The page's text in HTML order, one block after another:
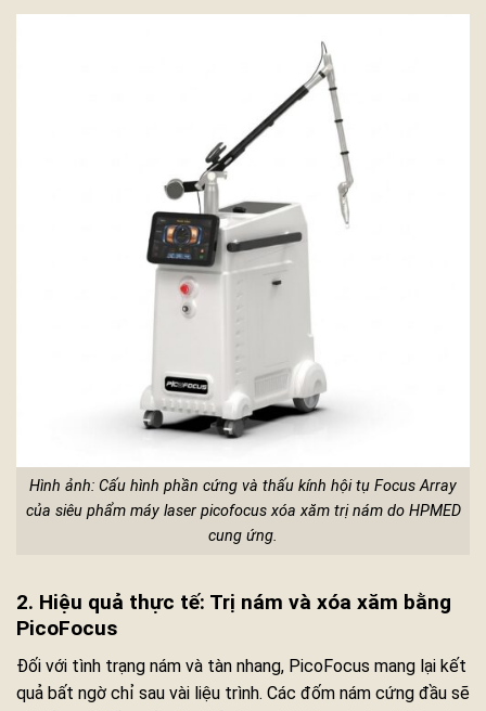
Hình ảnh: Cấu hình phần cứng và thấu kính hội tụ Focus Array
của siêu phẩm máy laser picofocus xóa xăm trị nám do HPMED
cung ứng.
2. Hiệu quả thực tế: Trị nám và xóa xăm bằng
PicoFocus
Đối với tình trạng nám và tàn nhang, PicoFocus mang lại kết
quả bất ngờ chỉ sau vài liệu trình. Các đốm nám cứng đầu sẽ